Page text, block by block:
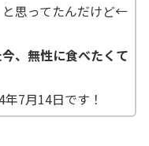
思ってたんだけど←
、無性に食べたくて
7月14日です！